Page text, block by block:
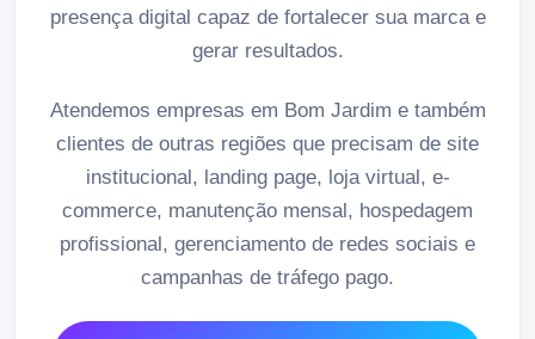
presença digital capaz de fortalecer sua marca e
gerar resultados.
Atendemos empresas em Bom Jardim e também
clientes de outras regiões que precisam de site
institucional, landing page, loja virtual, e-
commerce, manutenção mensal, hospedagem
profissional, gerenciamento de redes sociais e
campanhas de tráfego pago.